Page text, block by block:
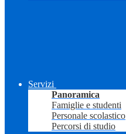
Servizi
Panoramica
Famiglie e studenti
Personale scolastico
Percorsi di studio